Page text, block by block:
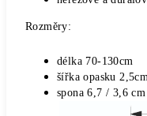
Rozměry:
délka 70-130cm
šířka opasku
spona 6,7 / 3,6 cm